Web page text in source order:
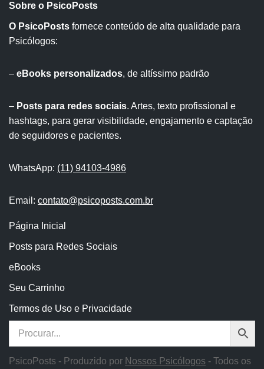
Sobre o PsicoPosts
O PsicoPosts fornece conteúdo de alta qualidade para
Psicólogos:
– eBooks personalizados, de altíssimo padrão
– Posts para redes sociais. Artes, texto profissional e
hashtags, para gerar visibilidade, engajamento e captação
de seguidores e pacientes.
WhatsApp: (11) 94103-4986
Email: contato@psicoposts.com.br
Página Inicial
Posts para Redes Sociais
eBooks
Seu Carrinho
Termos de Uso e Privacidade
PsicoPosts - Produzido por Nossos Psicólogos - Todos os